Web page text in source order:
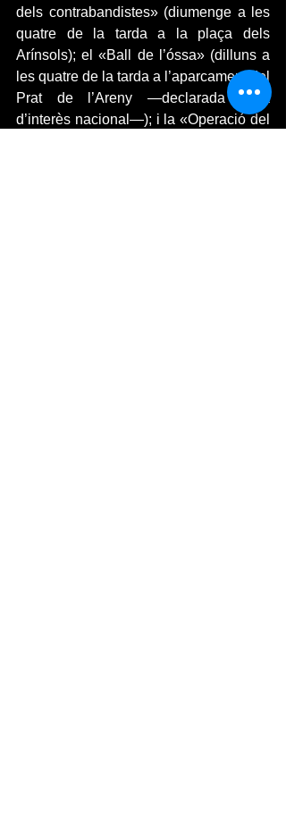
dels contrabandistes» (diumenge a les
quatre de la tarda a la plaça dels
Arínsols); el «Ball de l’óssa» (dilluns a
les quatre de la tarda a l’aparcament del
Prat de l’Areny —declarada festa
d’interès nacional—); i la «Operació del